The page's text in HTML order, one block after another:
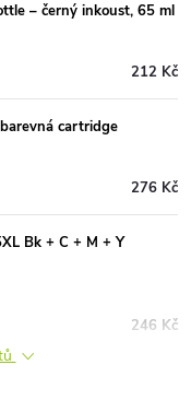
– černý inkoust, 65 ml
212 Kč
cartridge
276 Kč
Bk + C + M + Y
246 Kč